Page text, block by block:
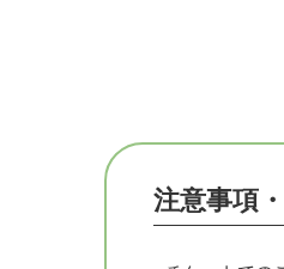
指したければ
注意事項